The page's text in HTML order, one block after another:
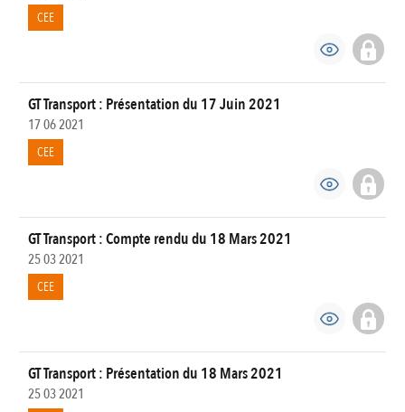
CEE
GT Transport : Présentation du 17 Juin 2021
17 06 2021
CEE
GT Transport : Compte rendu du 18 Mars 2021
25 03 2021
CEE
GT Transport : Présentation du 18 Mars 2021
25 03 2021